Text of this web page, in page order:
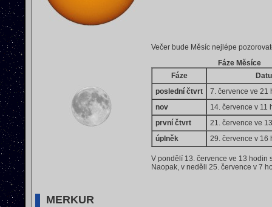
Večer bude Měsíc nejlépe
Fáze Měsíce
Fáze
poslední čtvrt
7. července ve 21
nov
14. července v 11
první čtvrt
21. července ve
úplněk
29. července v 16
V pondělí 13. července ve 13 hodin
Naopak, v neděli 25. července v 7
MERKUR